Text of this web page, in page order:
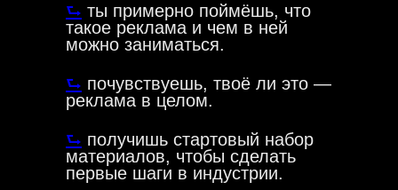
⮑ ты примерно поймёшь, что
такое реклама и чем в ней
можно заниматься.
⮑ почувствуешь, твоё ли это —
реклама в целом.
⮑ получишь стартовый набор
материалов, чтобы сделать
первые шаги в индустрии.